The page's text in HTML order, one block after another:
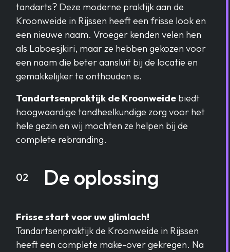
tandarts? Deze moderne praktijk aan de
Kroonweide in Rijssen heeft een frisse look en
een nieuwe naam. Vroeger kenden velen hen
als Laboesjkiri, maar ze hebben gekozen voor
een naam die beter aansluit bij de locatie en
gemakkelijker te onthouden is.
Tandartsenpraktijk de Kroonweide biedt
hoogwaardige tandheelkundige zorg voor het
hele gezin en wij mochten ze helpen bij de
complete rebranding.
02 De oplossing
Frisse start voor uw glimlach!
Tandartsenpraktijk de Kroonweide in Rijssen
heeft een complete make-over gekregen. Na